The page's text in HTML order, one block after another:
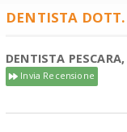
DENTISTA
DENTISTA
Invia Recensione